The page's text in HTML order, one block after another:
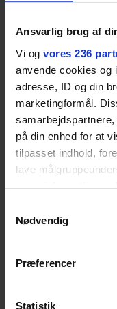
Ansvarlig brug af
Vi og vores 236
anvende cookies og
adresse, ID og din
marketingformål.
på din enhed for at
tilpasset indhold,
lave
tilbage eller ændre
Nødvendig
Præferencer
Statistik
LIVSSTIL
Dua Lipa har
opdatereret sin
København. Og den
ikke overraskende –
ganske forudsigelig
drak